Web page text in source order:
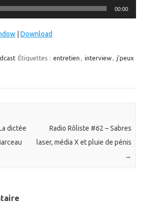
00:00
Download
Étiquettes : entretien , interview, j'peux
dictée
Radio Rôliste #62 – Sabres
laser, média X et pluie de pénis
→